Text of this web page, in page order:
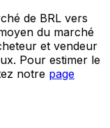
de BRL vers
du marché
et vendeur
Pour estimer le
notre page